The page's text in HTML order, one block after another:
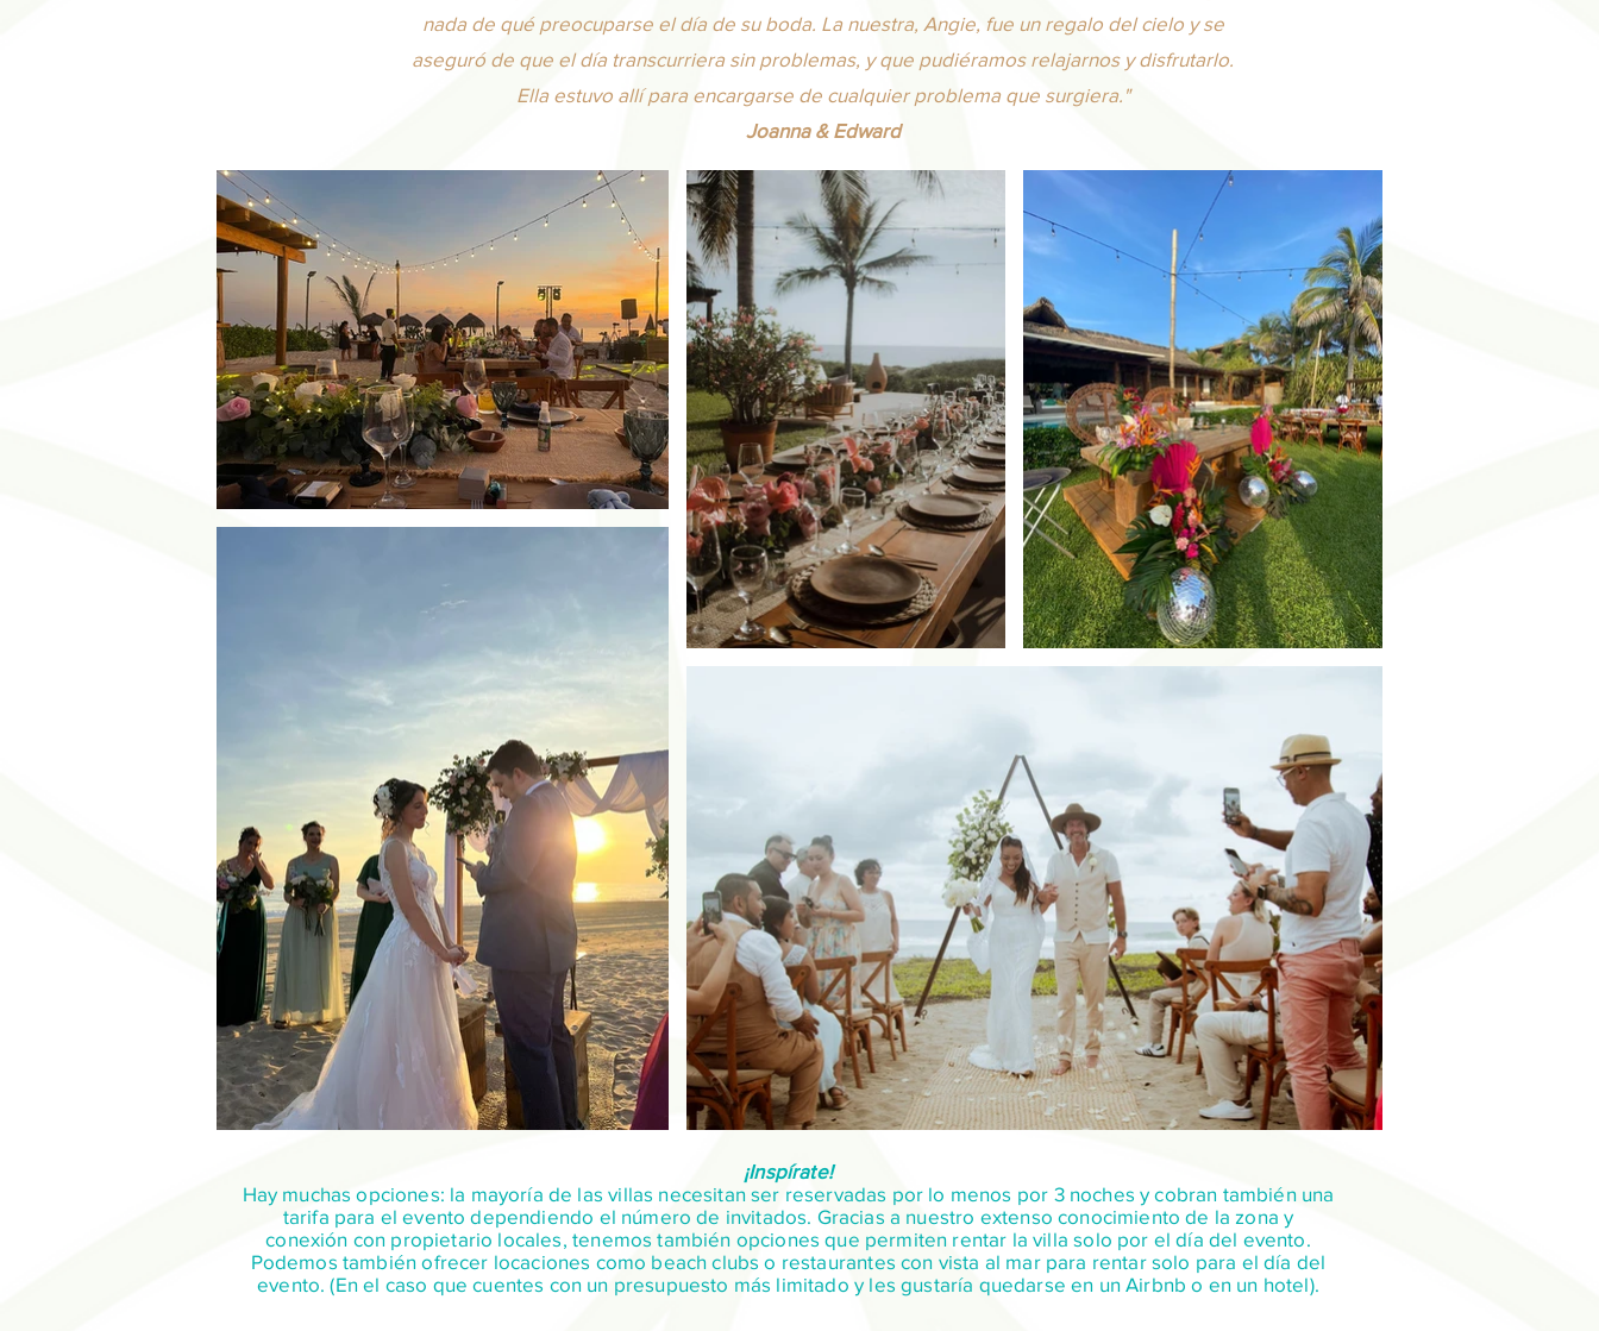
nada de qué preocuparse el día de su boda. La nuestra, Angie, fue un regalo del cielo y se
aseguró de que el día transcurriera sin problemas, y que pudiéramos relajarnos y disfrutarlo.
Ella estuvo allí para encargarse de cualquier problema que surgiera."
Joanna & Edward
¡Inspírate!
Hay muchas opciones: la mayoría de las villas necesitan ser reservadas por lo menos por 3 noches y cobran también una
tarifa para el evento dependiendo el número de invitados. Gracias a nuestro extenso conocimiento de la zona y
conexión con propietario locales, tenemos también opciones que permiten rentar la villa solo por el día del evento.
Podemos también ofrecer locaciones como beach clubs o restaurantes con vista al mar para rentar solo para el día del
evento. (En el caso que cuentes con un presupuesto más limitado y les gustaría quedarse en un Airbnb o en un hotel).